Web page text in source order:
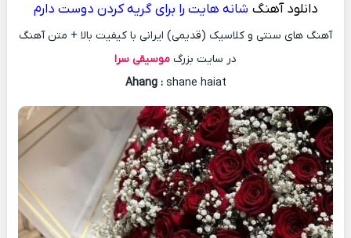
دانلود آهنگ شانه هایت را برای گریه کردن دوست دارم
آهنگ های سنتی و کلاسیک (قدیمی) ایرانی با کیفیت بالا + متن آهنگ
در سایت بزرگ موسیقی سرا
Ahang :shane haiat